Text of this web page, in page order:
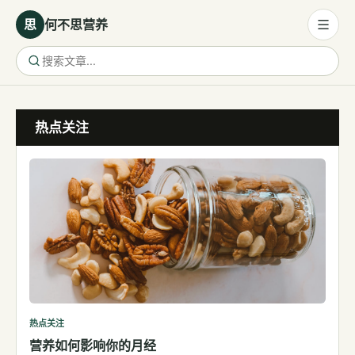
思 何不思营养
营养与饮食
保健食品
代谢健康
生殖健康
运动
睡眠
热点关注
热点关注
营养如何影响你的月经